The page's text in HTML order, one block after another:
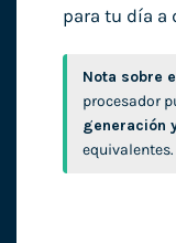
para tu día a
Nota sobre
procesador
generación
equivalentes.